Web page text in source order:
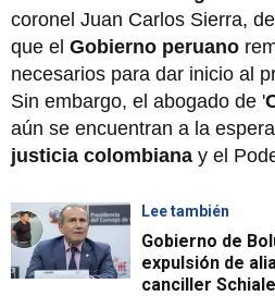
coronel Juan Carlos Sierra,
que el Gobierno peruano
necesarios para dar inicio al
Sin embargo, el abogado de '
aún se encuentran a la
justicia colombiana y el
Lee también
Gobierno de
expulsión de
canciller